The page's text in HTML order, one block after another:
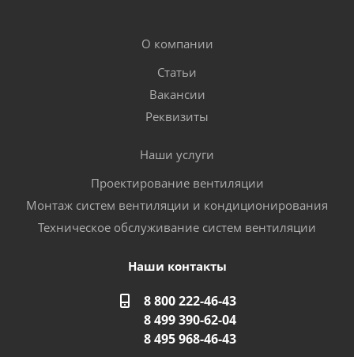
О компании
Статьи
Вакансии
Реквизиты
Наши услуги
Проектирование вентиляции
Монтаж систем вентиляции и кондиционирования
Техническое обслуживание систем вентиляции
Наши контакты
8 800 222-46-43
8 499 390-62-04
8 495 968-46-43